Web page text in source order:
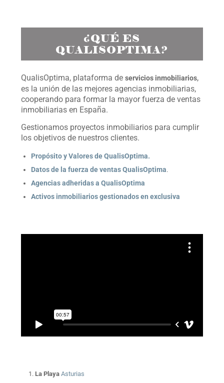
¿QUÉ ES
QUALISOPTIMA?
QualisOptima, plataforma deservicios inmobiliarios,
es la unión de las mejores agencias inmobiliarias,
cooperando para formar la mayor fuerza de ventas
inmobiliarias en España.
Gestionamos proyectos inmobiliarios para cumplir
los objetivos de nuestros clientes.
Propósito y Valores de QualisOptima.
Datos de la fuerza de ventas QualisOptima.
Agencias adheridas a QualisOptima
Activos inmobiliarios gestionados en exclusiva
La PlayaAsturias